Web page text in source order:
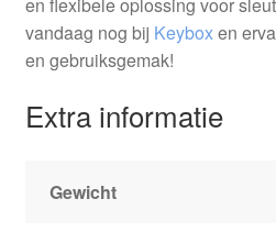
vandaag nog bij Keyboxen
en gebruiksgemak!
Extra informatie
Gewicht